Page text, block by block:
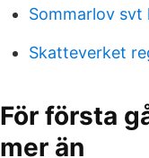
Sommarlov svt
Skatteverket
För första
mer än